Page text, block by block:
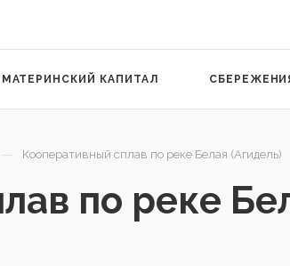
МАТЕРИНСКИЙ КАПИТАЛ
— Кооперативный сплав по реке Белая (Агидель)
по реке